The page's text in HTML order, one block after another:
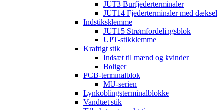
JUT3 Burfjederterminaler
JUT14 Fjederterminaler med dæksel
Indstiksklemme
JUT15 Strømfordelingsblok
UPT-stikklemme
Kraftigt stik
Indsæt til mænd og kvinder
Boliger
PCB-terminalblok
MU-serien
Lynkoblingsterminalblokke
Vandtæt stik